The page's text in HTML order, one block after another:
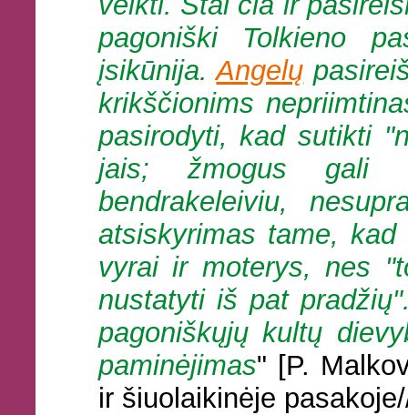
pagoniški Tolkieno
įsikūnija.Angelų
krikščionims
pasirodyti, kad sutikti
jais; žmogus gali
bendrakeleiviu,
atsiskyrimas tame,
vyrai ir moterys, nes
nustatyti iš pat
pagoniškųjų kultų
paminėjimas" [P.
ir šiuolaikinėje